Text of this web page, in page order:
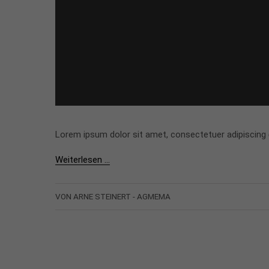
Lorem ipsum dolor sit amet, consectetuer
Weiterlesen …
VON ARNE STEINERT - AGMEMA